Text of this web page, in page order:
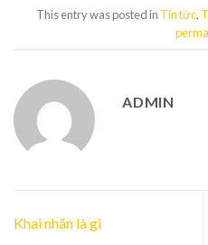
This entry was posted in Tin tức,
ADMIN
Khai nhãn là gì